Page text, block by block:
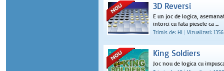
3D Reversi
E un joc de logica,
intorci cu fata piesele ca ...
Trimis de: HI Vizualizari: 1356
King Soldiers
Joc nou de logica cu